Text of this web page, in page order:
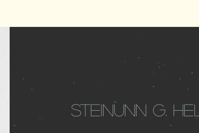
Steinunn g.